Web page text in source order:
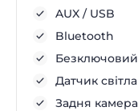
AUX / USB
Bluetooth
Датчик світла
Задня камера